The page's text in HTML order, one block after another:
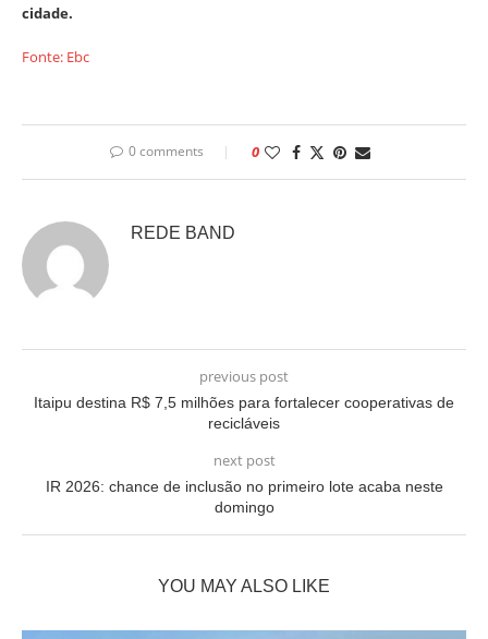
cidade.
Fonte: Ebc
0 comments 0
REDE BAND
previous post
Itaipu destina R$ 7,5 milhões para fortalecer cooperativas de
recicláveis
next post
IR 2026: chance de inclusão no primeiro lote acaba neste
domingo
YOU MAY ALSO LIKE